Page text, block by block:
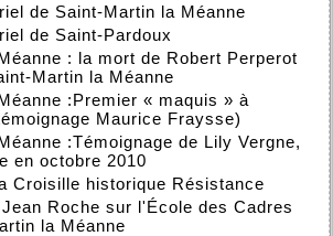
de Saint-Martin la Méanne
de Saint-Pardoux
: la mort de Robert Perperot
Martin la Méanne
:Premier « maquis » à
Maurice Fraysse)
:Témoignage de Lily Vergne,
en octobre 2010
Croisille historique Résistance
Roche sur l'École des Cadres
la Méanne